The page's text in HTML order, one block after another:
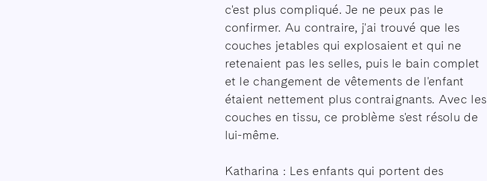
c'est plus compliqué. Je ne peux pas le
confirmer. Au contraire, j'ai trouvé que les
couches jetables qui explosaient et qui ne
retenaient pas les selles, puis le bain complet
et le changement de vêtements de l'enfant
étaient nettement plus contraignants. Avec les
couches en tissu, ce problème s'est résolu de
lui-même.
Katharina : Les enfants qui portent des